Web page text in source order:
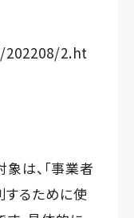
2.ht
は、「事業者
るために使